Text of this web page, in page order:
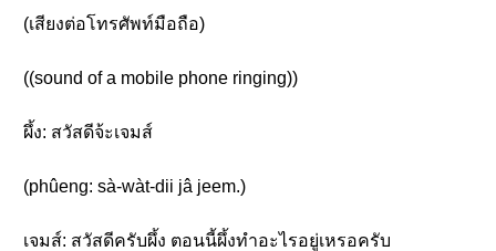
(เสียงต่อโทรศัพท์มือถือ)
((sound of a mobile phone ringing))
ผึ้ง: สวัสดีจ้ะเจมส์
(phûeng: sà-wàt-dii jâ jeem.)
เจมส์: สวัสดีครับผึ้ง ตอนนี้ผึ้งทำอะไรอยู่เหรอครับ